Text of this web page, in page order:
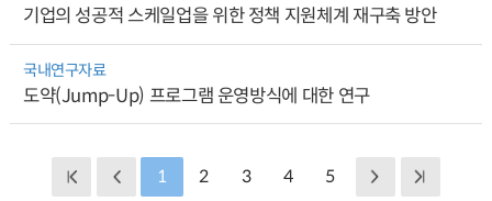
기업의 성공적 스케일업을 위한 정책 지원체계 재구축 방안
국내연구자료
도약(Jump-Up) 프로그램 운영방식에 대한 연구
1 2 3 4 5